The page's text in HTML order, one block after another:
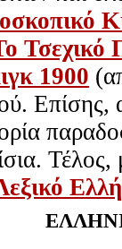
Τσεχικό
1900